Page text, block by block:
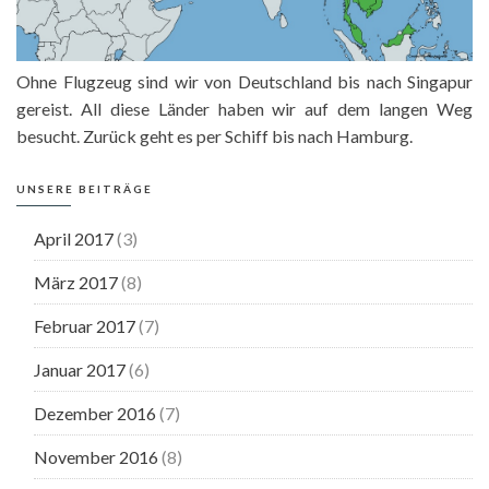
Ohne Flugzeug sind wir von Deutschland bis nach Singapur
gereist. All diese Länder haben wir auf dem langen Weg
besucht. Zurück geht es per Schiff bis nach Hamburg.
UNSERE BEITRÄGE
April 2017(3)
März 2017(8)
Februar 2017(7)
Januar 2017(6)
Dezember 2016 (7)
November 2016 (8)